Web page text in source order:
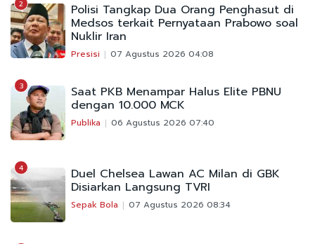
2 Polisi Tangkap Dua Orang Penghasut di
Medsos terkait Pernyataan Prabowo soal
Nuklir Iran
Presisi 07 Agustus 2026 04:08
3 Saat PKB Menampar Halus Elite PBNU
dengan 10.000 MCK
Publika 06 Agustus 2026 07:40
4 Duel Chelsea Lawan AC Milan di GBK
Disiarkan Langsung TVRI
Sepak Bola 07 Agustus 2026 08:34